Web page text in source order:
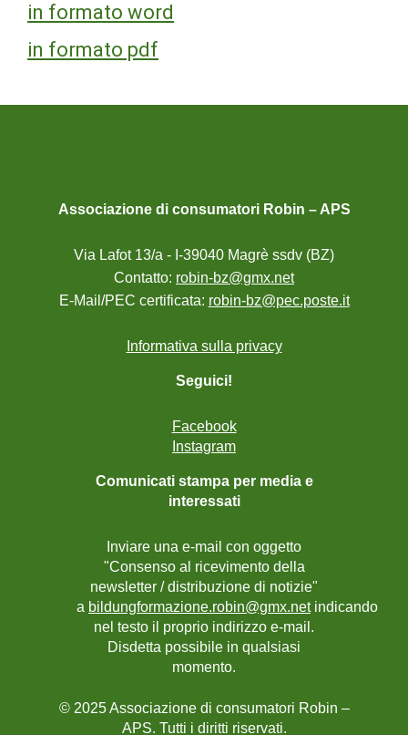
in formato word
in formato pdf
Associazione di consumatori Robin – APS
Via Lafot 13/a - I-39040 Magrè ssdv (BZ)
Contatto: robin-bz@gmx.net
E-Mail/PEC certificata: robin-bz@pec.poste.it
Informativa sulla privacy
Seguici!
Facebook
Instagram
Comunicati stampa per media e
interessati
Inviare una e-mail con oggetto
"Consenso al ricevimento della
newsletter / distribuzione di notizie"
a bildungformazione.robin@gmx.netindicando
nel testo il proprio indirizzo e-mail.
Disdetta possibile in qualsiasi
momento.
© 2025 Associazione di consumatori Robin –
APS. Tutti i diritti riservati.